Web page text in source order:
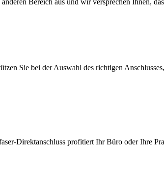
Bereich aus und wir versprechen Ihnen,
Sie bei der Auswahl des richtigen
Direktanschluss profitiert Ihr Büro oder Ihre